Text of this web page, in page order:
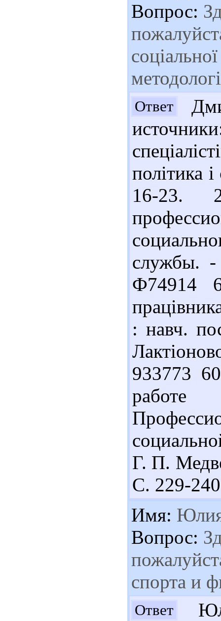
Вопрос:
Ответ
політика
16-23.
службы.
Ф74914
: навч.
933773
Г. П.
С. 229-
Имя:
Вопрос:
спорта и
Ответ